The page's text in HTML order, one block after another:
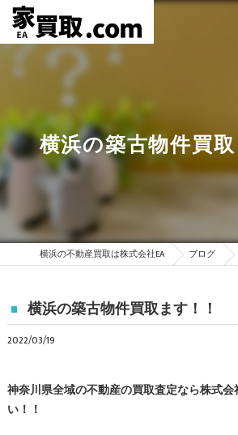
横浜の築古物件買
横浜の不動産買取は株式会社EA ブログ
横浜の築古物件買取ます！！
2022/03/19
神奈川県全域の不動産の買取査定なら株式会
い！！